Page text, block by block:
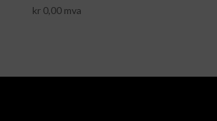
kr0,00 mva